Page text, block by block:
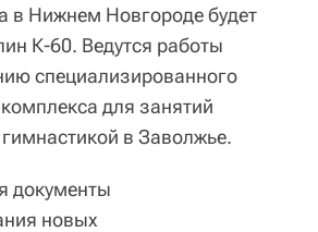
в Нижнем Новгороде будет
К-60. Ведутся работы
специализированного
для занятий
в Заволжье.
документы
новых